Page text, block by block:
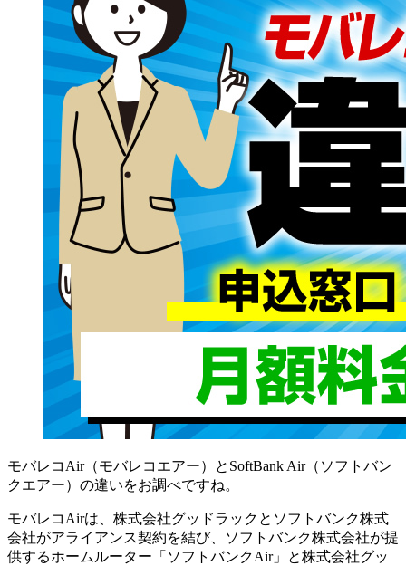
モバレコAir（モバレコエアー）とSoftBank Air（ソフトバン
クエアー）の違いをお調べですね。
モバレコAirは、株式会社グッドラックとソフトバンク株式
会社がアライアンス契約を結び、ソフトバンク株式会社が提
供するホームルーター「ソフトバンクAir」と株式会社グッ